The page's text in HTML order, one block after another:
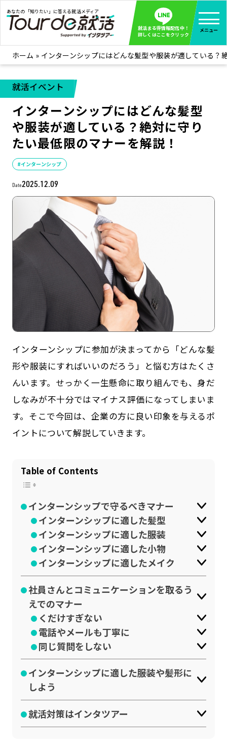
あなたの「知りたい」に答える就活メディア
就活まる得情報配信中！
詳しくはここをクリック
メニュー
就活ノウハウ 全て見る
企業まる見え！特捜部
みんなが知らない企業の裏側を徹底調査！
インタツアー活動レポ 全て見る
インタツアーを使ってどうだった？OBOG成功談
社会人インタビュー
社会人になった今、就活を振り返ってみた
学生就活ブログ
学生ライターが教える、今就活でやるべきこと
企業・業界研究はインタツアー
記事一覧
インタツアー活用法
LINE登録
運営会社
お問い合わせ
プライバシーポリシー
公式SNSはこちら
ホーム » インターンシップにはどんな髪型や服装が適している？
就活イベント
インターンシップにはどんな髪型
や服装が適している？絶対に守り
たい最低限のマナーを解説！
#インターンシップ
Date2025.12.09
インターンシップに参加が決まってから「どんな髪
形や服装にすればいいのだろう」と悩む方はたくさ
んいます。せっかく一生懸命に取り組んでも、身だ
しなみが不十分ではマイナス評価になってしまいま
す。そこで今回は、企業の方に良い印象を与えるポ
イントについて解説していきます。
Table of Contents
インターンシップで守るべきマナー
インターンシップに適した髪型
インターンシップに適した服装
インターンシップに適した小物
インターンシップに適したメイク
社員さんとコミュニケーションを取るう
えでのマナー
くだけすぎない
電話やメールも丁寧に
同じ質問をしない
インターンシップに適した服装や髪形に
しよう
就活対策はインタツアー